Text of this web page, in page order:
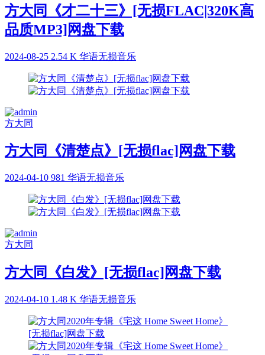
方大同《才二十三》[无损FLAC|320K高
品质MP3]网盘下载
2024-08-25 2.54 K 华语无损音乐
方大同
方大同《清楚点》[无损flac]网盘下载
2024-04-10 981 华语无损音乐
方大同
方大同《白发》[无损flac]网盘下载
2024-04-10 1.48 K 华语无损音乐